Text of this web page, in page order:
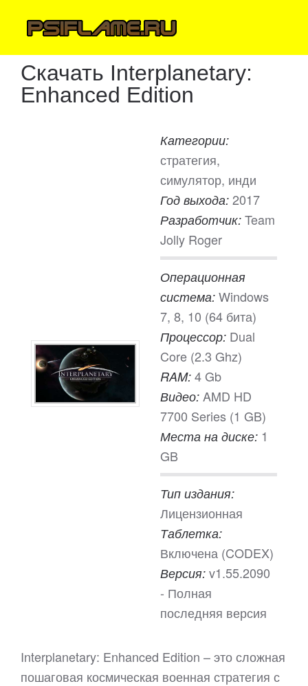
Скачать Interplanetary:
Enhanced Edition
Категории:
стратегия,
симулятор, инди
Год выхода: 2017
Разработчик: Team
Jolly Roger
Операционная
система: Windows
7, 8, 10 (64 бита)
Процессор: Dual
Core (2.3 Ghz)
RAM: 4 Gb
Видео: AMD HD
7700 Series (1 GB)
Места на диске: 1
GB
Тип издания:
Лицензионная
Таблетка:
Включена (CODEX)
Версия: v1.55.2090
- Полная
последняя версия
Interplanetary: Enhanced Edition – это сложная
пошаговая космическая военная стратегия с